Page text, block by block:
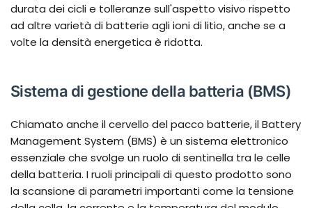
durata dei cicli e tolleranze sull'aspetto visivo rispetto
ad altre varietà di batterie agli ioni di litio, anche se a
volte la densità energetica è ridotta.
Sistema di gestione della batteria (BMS)
Chiamato anche il cervello del pacco batterie, il Battery
Management System (BMS) è un sistema elettronico
essenziale che svolge un ruolo di sentinella tra le celle
della batteria. I ruoli principali di questo prodotto sono
la scansione di parametri importanti come la tensione